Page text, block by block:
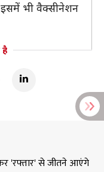
भी वैक्सीनेशन
है
'रफ्तार' से जीतने आएंगे